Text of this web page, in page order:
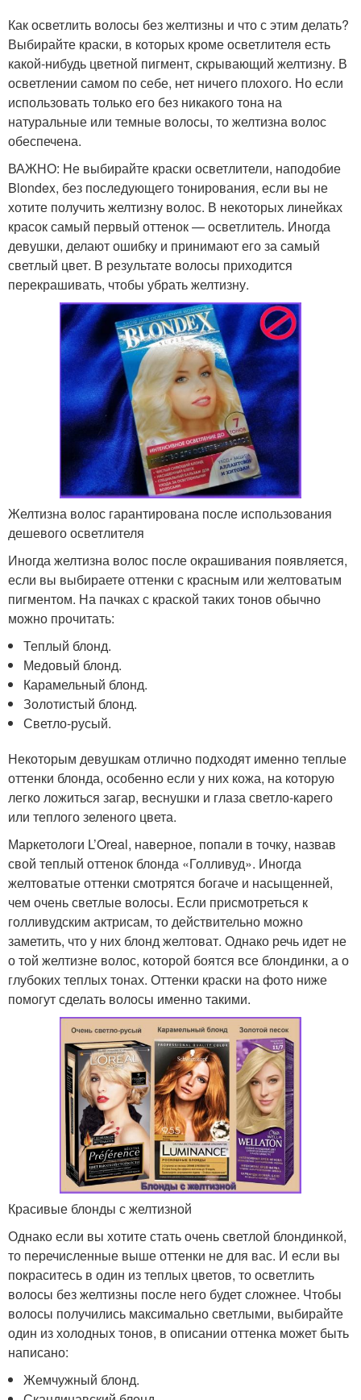
Как осветлить волосы без желтизны и что с этим делать?
Выбирайте краски, в которых кроме осветлителя есть
какой-нибудь цветной пигмент, скрывающий желтизну. В
осветлении самом по себе, нет ничего плохого. Но если
использовать только его без никакого тона на
натуральные или темные волосы, то желтизна волос
обеспечена.
ВАЖНО: Не выбирайте краски осветлители, наподобие
Blondex, без последующего тонирования, если вы не
хотите получить желтизну волос. В некоторых линейках
красок самый первый оттенок — осветлитель. Иногда
девушки, делают ошибку и принимают его за самый
светлый цвет. В результате волосы приходится
перекрашивать, чтобы убрать желтизну.
Желтизна волос гарантирована после использования
дешевого осветлителя
Иногда желтизна волос после окрашивания появляется,
если вы выбираете оттенки с красным или желтоватым
пигментом. На пачках с краской таких тонов обычно
можно прочитать:
Теплый блонд.
Медовый блонд.
Карамельный блонд.
Золотистый блонд.
Светло-русый.
Некоторым девушкам отлично подходят именно теплые
оттенки блонда, особенно если у них кожа, на которую
легко ложиться загар, веснушки и глаза светло-карего
или теплого зеленого цвета.
Маркетологи L’Oreal, наверное, попали в точку, назвав
свой теплый оттенок блонда «Голливуд». Иногда
желтоватые оттенки смотрятся богаче и насыщенней,
чем очень светлые волосы. Если присмотреться к
голливудским актрисам, то действительно можно
заметить, что у них блонд желтоват. Однако речь идет не
о той желтизне волос, которой боятся все блондинки, а о
глубоких теплых тонах. Оттенки краски на фото ниже
помогут сделать волосы именно такими.
Красивые блонды с желтизной
Однако если вы хотите стать очень светлой блондинкой,
то перечисленные выше оттенки не для вас. И если вы
покраситесь в один из теплых цветов, то осветлить
волосы без желтизны после него будет сложнее. Чтобы
волосы получились максимально светлыми, выбирайте
один из холодных тонов, в описании оттенка может быть
написано:
Жемчужный блонд.